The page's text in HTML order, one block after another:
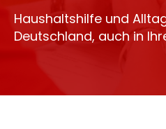
Haushaltshilfe und
Deutschland, auch in